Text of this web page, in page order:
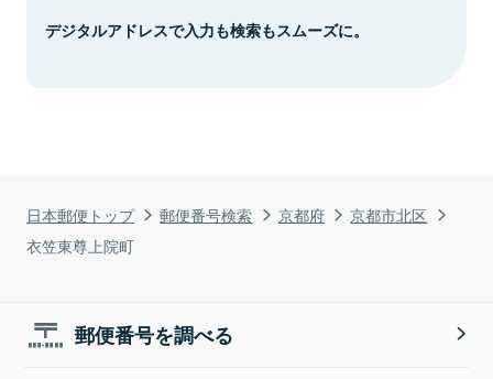
日本郵便トップ 郵便番号検索 京都府
京都市北区
衣笠東尊上院町
デジタルアドレスで入力も検索もスムーズに。
郵便番号を調べる